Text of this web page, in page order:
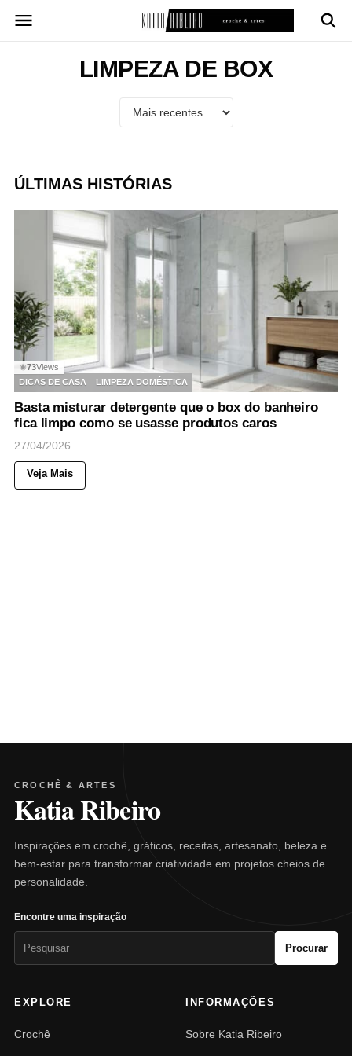
para
LIMPEZA DE BOX
ÚLTIMAS HISTÓRIAS
◉73Views
DICAS DE CASA
LIMPEZA DOMÉSTICA
Basta misturar detergente que o box do banheiro
fica limpo como se usasse produtos caros
27/04/2026
Veja Mais
CROCHÊ & ARTES
Katia Ribeiro
Inspirações em crochê, gráficos, receitas, artesanato, beleza e
bem-estar para transformar criatividade em projetos cheios de
personalidade.
Encontre uma inspiração
Procurar
EXPLORE
Crochê
INFORMAÇÕES
Sobre Katia Ribeiro